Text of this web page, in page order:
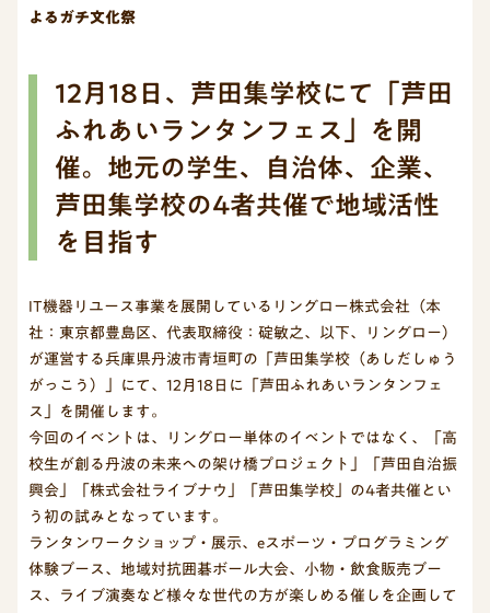
よるガチ文化祭
12月18日、芦田集学校にて「芦田
ふれあいランタンフェス」を開
催。地元の学生、自治体、企業、
芦田集学校の4者共催で地域活性
を目指す
IT機器リユース事業を展開しているリングロー株式会社（本
社：東京都豊島区、代表取締役：碇敏之、以下、リングロー）
が運営する兵庫県丹波市青垣町の「芦田集学校（あしだしゅう
がっこう）」にて、12月18日に「芦田ふれあいランタンフェ
ス」を開催します。
今回のイベントは、リングロー単体のイベントではなく、「高
校生が創る丹波の未来への架け橋プロジェクト」「芦田自治振
興会」「株式会社ライブナウ」「芦田集学校」の4者共催とい
う初の試みとなっています。
ランタンワークショップ・展示、eスポーツ・プログラミング
体験ブース、地域対抗囲碁ボール大会、小物・飲食販売ブー
ス、ライブ演奏など様々な世代の方が楽しめる催しを企画して